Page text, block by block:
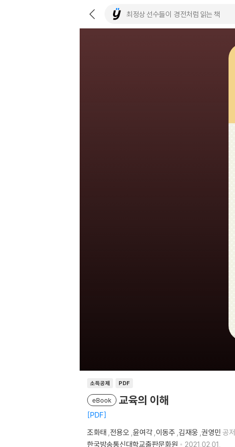
소득공제 PDF
eBook 교육의 이해
PDF
조화태 ,전용오 ,윤여각 ,이동주 ,김재웅 ,권영민 공저
한국방송통신대학교출판문화원
2021.02.01.